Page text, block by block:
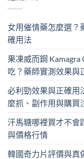
女用催情藥怎麼選？
確用法
果凍威而鋼
吃？藥師實測效果與
必利勁效果與正確用
麼抓、副作用與購買
汗馬糖哪裡買才不會
與價格行情
韓國奇力片評價與真